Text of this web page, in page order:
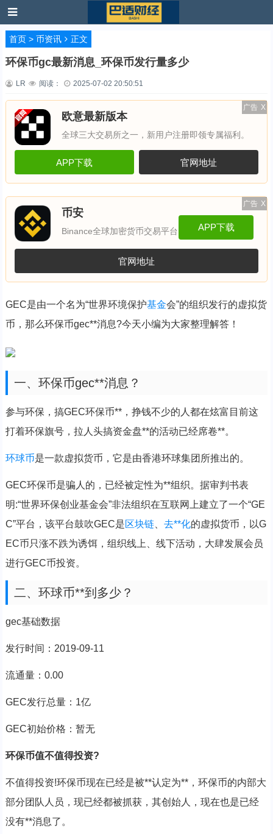
首页> 币资讯 正文
环保币gc最新消息_环保币发行量多少
LR 阅读： 2025-07-02 20:50:51
广告 X
欧意最新版本
全球三大交易所之一，新用户注册即领专属福利。
APP下载 官网地址
广告 X
币安
Binance全球加密货币交易平台 APP下载
官网地址
GEC是由一个名为“世界环境保护基金会”的组织发行的虚拟货
币，那么环保币gec**消息?今天小编为大家整理解答！
一、环保币gec**消息？
参与环保，搞GEC环保币**，挣钱不少的人都在炫富目前这
打着环保旗号，拉人头搞资金盘**的活动已经席卷**。
环球币是一款虚拟货币，它是由香港环球集团所推出的。
GEC环保币是骗人的，已经被定性为**组织。据审判书表
明:“世界环保创业基金会”非法组织在互联网上建立了一个“GE
C”平台，该平台鼓吹GEC是区块链、 去**化的虚拟货币，以G
EC币只涨不跌为诱饵，组织线上、线下活动，大肆发展会员
进行GEC币投资。
二、环球币**到多少？
gec基础数据
发行时间：2019-09-11
流通量：0.00
GEC发行总量：1亿
GEC初始价格：暂无
环保币值不值得投资?
不值得投资!环保币现在已经是被**认定为**，环保币的内部大
部分团队人员，现已经都被抓获，其创始人，现在也是已经
没有**消息了。